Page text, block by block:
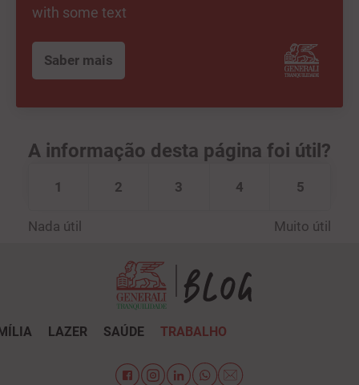
with some text
Saber mais
A informação desta página foi útil?
Nada útil
1 2 3 4 5
Muito útil
LAZER SAÚDE TRABALHO